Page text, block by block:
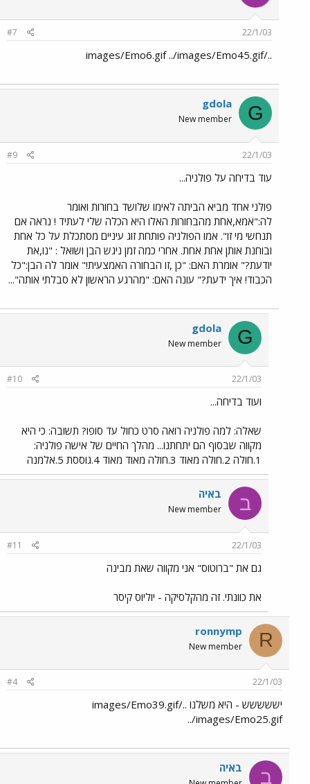
22/1/03
#7
../images/Emo6.gif ../images/Emo45.gif
G
gdola
New member
22/1/03
#9
עוד בדיחה על פולניה...
פולני אחד מביא הביתה לאימו שלושד בחורות ואומר
לה:"אמא,אחת מהבחורות האלו היא הכלה שלי לעתיד ! נראה אם
תנחשי מי זו". אמו הפולניה פותחת זוג עיניים מסתכלת על כל אחת
ובוחנת אותן אחת אחת. אחרי כמה זמן ניגש הבן ושואל : "נו,את
יודעת?" אומרת האם: "כן ,זו הבחורה האמצעית!" אומר לה הבן:"כל
הכבוד! איך ידעת?" עונה האם: "מהרגע הראשון לא סבלתי אותה"...
G
gdola
New member
22/1/03
#10
ועוד בדיחה...
שאלה: למה פולניה רואה סרט כחול עד סופו? תשובה: כי היא
מקווה שבסוף הם יתחתנו... מהלך החיים של אישה פולניה:
1.חולה 2.חולה מאוד 3.חולה מאוד מאוד 4.גוססת 5.אלמנה
ב באיה
New member
22/1/03
#11
גם את "ברוטוס" אני מקווה שאת מבינה
את כוונתי. זה מהקלסיקה - יוליוס קיסר
R
ronnymp
New member
22/1/03
#4
יששששש - היא משלנו ../images/Emo39.gif
../images/Emo25.gif
ב באיה